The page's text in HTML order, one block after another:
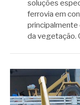
soluções
ferrovia em
da vegetação.